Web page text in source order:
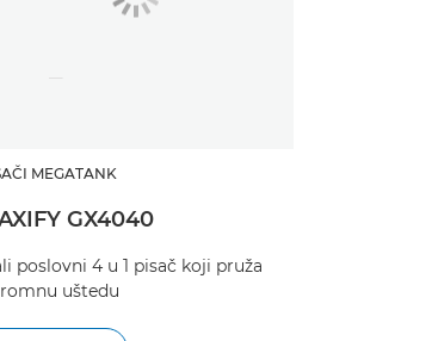
MEGATANK
GX4040
poslovni 4 u 1 pisač koji pruža
uštedu